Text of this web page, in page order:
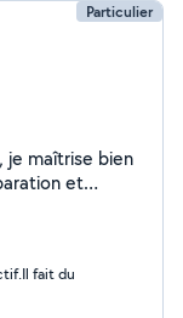
Particulier
électriques,
fait du